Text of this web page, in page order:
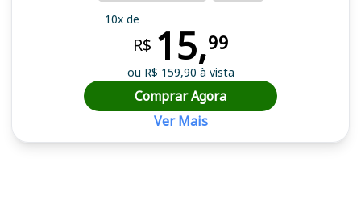
10x de
R$ 15,99
ou R$ 159,90 à vista
Comprar Agora
Ver Mais